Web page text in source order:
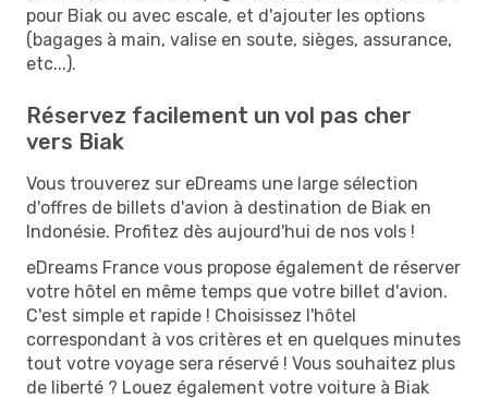
pour Biak ou avec escale, et d'ajouter les options
(bagages à main, valise en soute, sièges, assurance,
etc...).
Réservez facilement un vol pas cher
vers Biak
Vous trouverez sur eDreams une large sélection
d'offres de billets d'avion à destination de Biak en
Indonésie. Profitez dès aujourd'hui de nos vols !
eDreams France vous propose également de réserver
votre hôtel en même temps que votre billet d'avion.
C'est simple et rapide ! Choisissez l'hôtel
correspondant à vos critères et en quelques minutes
tout votre voyage sera réservé ! Vous souhaitez plus
de liberté ? Louez également votre voiture à Biak